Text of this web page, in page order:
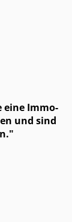
eine Im­mo­
und sind